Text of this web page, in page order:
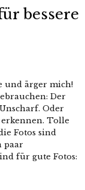
bessere
und ärger mich!
Der
Oder
Tolle
Fotos sind
paar
für gute Fotos: